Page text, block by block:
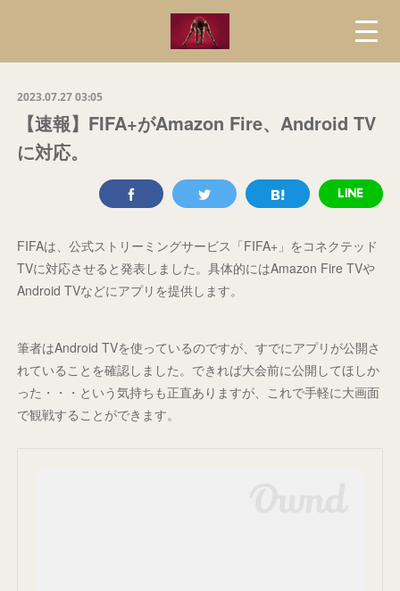
2023.07.27 03:05
【速報】FIFA+がAmazon Fire、Android TV
に対応。
FIFAは、公式ストリーミングサービス「FIFA+」をコネクテッド
TVに対応させると発表しました。具体的にはAmazon Fire TVや
Android TVなどにアプリを提供します。
筆者はAndroid TVを使っているのですが、すでにアプリが公開さ
れていることを確認しました。できれば大会前に公開してほしか
った・・・という気持ちも正直ありますが、これで手軽に大画面
で観戦することができます。